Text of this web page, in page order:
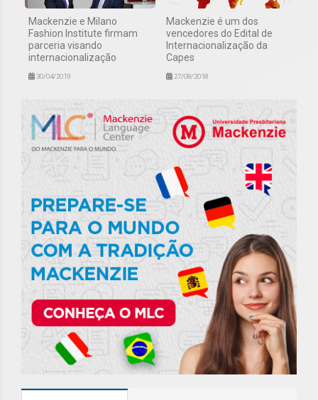
Mackenzie e Milano
Fashion Institute firmam
parceria visando
internacionalização
30/04/2019
Mackenzie é um dos
vencedores do Edital de
Internacionalização da
Capes
27/08/2018